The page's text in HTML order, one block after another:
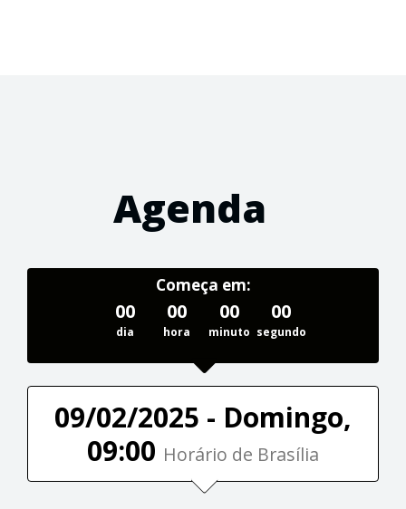
Agenda
Começa em:
00
dia
00
hora
00
minuto
00
segundo
09/02/2025 - Domingo,
09:00 Horário de Brasília